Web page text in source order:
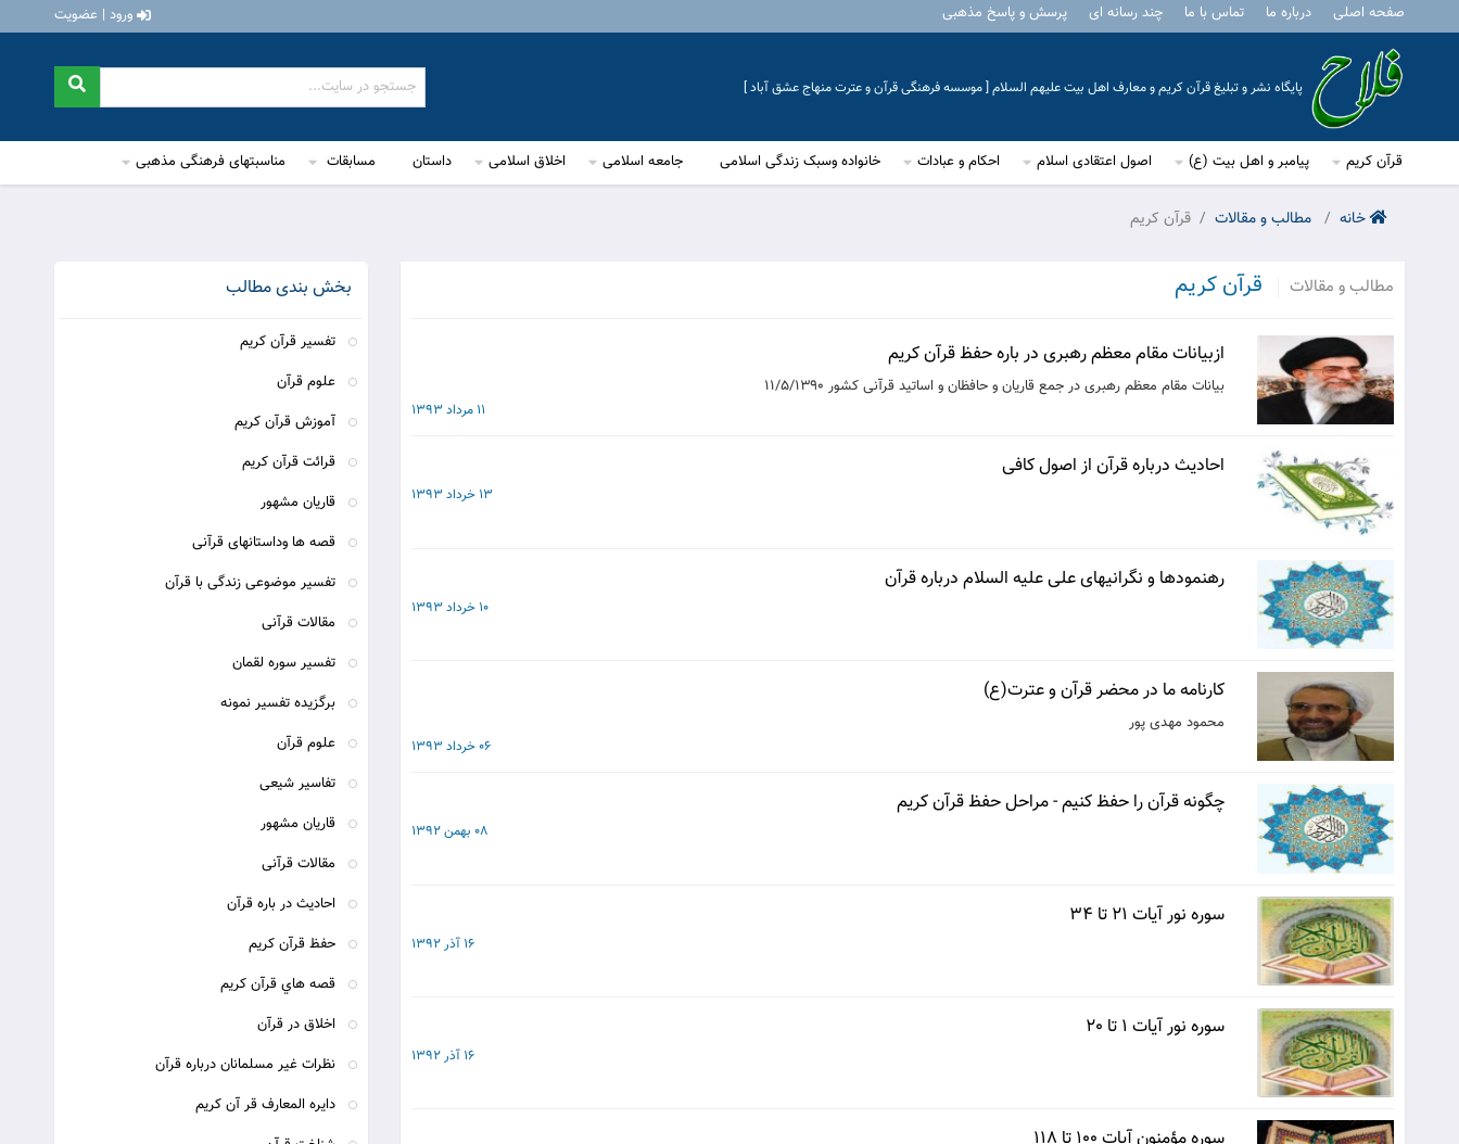
صفحه اصلی درباره ما تماس با ما چند رسانه ای پرسش و پاسخ مذهبی ورود | عضویت
پایگاه نشر و تبلیغ قرآن کریم و معارف اهل بیت علیهم السلام [ موسسه فرهنگی قرآن و عترت منهاج عشق آباد ]
قرآن کریم پیامبر و اهل بیت (ع) اصول اعتقادی اسلام احکام و عبادات خانواده وسبک زندگی اسلامی جامعه اسلامی اخلاق اسلامی داستان مسابقات مناسبتهای فرهنگی مذهبی
خانه مطالب و مقالات قرآن کریم
مطالب و مقالات قرآن کریم
ازبیانات مقام معظم رهبری در باره حفظ قرآن کریم
بیانات مقام معظم رهبری در جمع قاریان و حافظان و اساتید قرآنی کشور 11/5/1390
11 مرداد 1393
احادیث درباره قرآن از اصول کافی
13 خرداد 1393
رهنمودها و نگرانیهای علی علیه السلام درباره قرآن
10 خرداد 1393
کارنامه ما در محضر قرآن و عترت(ع)
محمود مهدی پور
06 خرداد 1393
چگونه قرآن را حفظ کنیم - مراحل حفظ قرآن کریم
08 بهمن 1392
سوره نور آیات 21 تا 34
16 آذر 1392
سوره نور آیات 1 تا 20
16 آذر 1392
بخش بندی مطالب
تفسیر قرآن کریم
علوم قرآن
آموزش قرآن کریم
قرائت قرآن کریم
قاریان مشهور
قصه ها وداستانهای قرآنی
تفسیر موضوعی زندگی با قرآن
مقالات قرآنی
تفسیر سوره لقمان
برگزیده تفسیر نمونه
علوم قرآن
تفاسیر شیعی
قاریان مشهور
مقالات قرآنی
احادیث در باره قرآن
حفظ قرآن کریم
قصه هاي قرآن كريم
اخلاق در قرآن
نظرات غير مسلمانان درباره قرآن
دایره المعارف قر آن کریم